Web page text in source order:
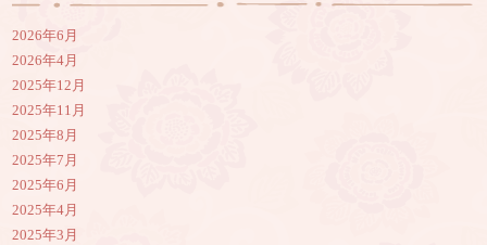
2026年6月
2026年4月
2025年12月
2025年11月
2025年8月
2025年7月
2025年6月
2025年4月
2025年3月